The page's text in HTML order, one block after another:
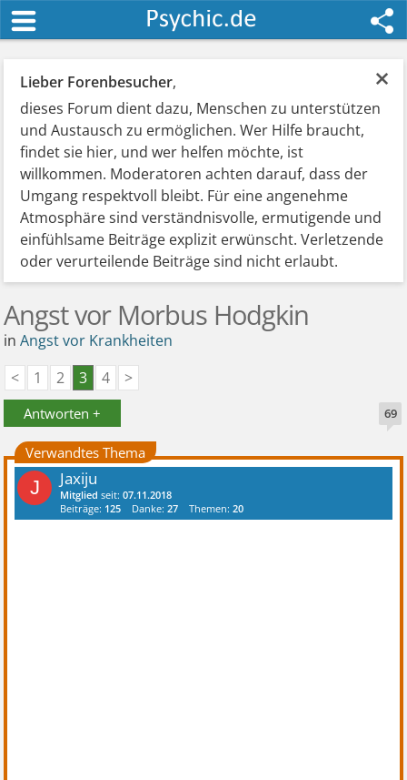
×
Lieber Forenbesucher,
dieses Forum dient dazu, Menschen zu unterstützen
und Austausch zu ermöglichen. Wer Hilfe braucht,
findet sie hier, und wer helfen möchte, ist
willkommen. Moderatoren achten darauf, dass der
Umgang respektvoll bleibt. Für eine angenehme
Atmosphäre sind verständnisvolle, ermutigende und
einfühlsame Beiträge explizit erwünscht. Verletzende
oder verurteilende Beiträge sind nicht erlaubt.
Angst vor Morbus Hodgkin
inAngst vor Krankheiten
<
1 2 3 4 >
Antworten + 69
Verwandtes Thema
J Jaxiju
Mitglied seit:07.11.2018
Beiträge: 125 Danke:27 Themen:20